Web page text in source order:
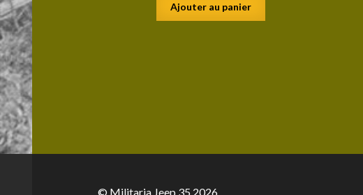
Ajouter au panier
© Militaria Jeep 35 2026